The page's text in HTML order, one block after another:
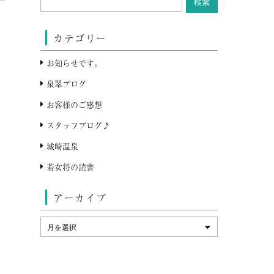
カテゴリー
お知らせです。
泉翠ブログ
お客様のご感想
スタッフブログ♪
城崎温泉
若女将の読書
アーカイブ